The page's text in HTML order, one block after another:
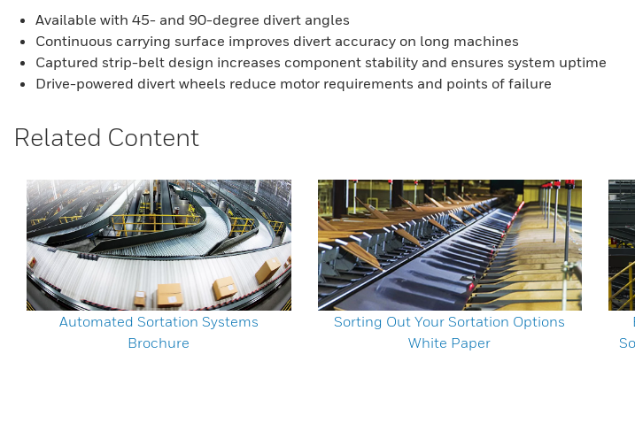
Available with 45- and 90-degree divert angles
Continuous carrying surface improves divert accuracy on long machines
Captured strip-belt design increases component stability and ensures system uptime
Drive-powered divert wheels reduce motor requirements and points of failure
Related Content
Automated Sortation Systems
Brochure
Sorting Out Your Sortation Options
White Paper